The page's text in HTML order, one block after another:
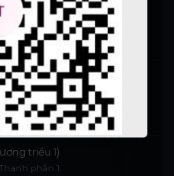
1999 (trọn bộ)
1999
triều 1)
phần 1